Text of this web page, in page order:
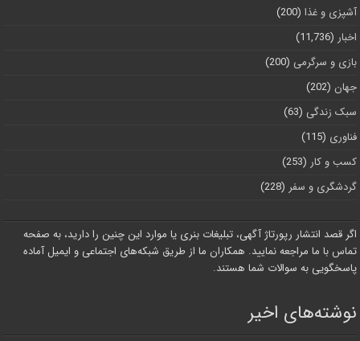
آشپزی و غذا (200)
اخبار (11,736)
بازی و سرگرمی (200)
جهان (202)
سبک زندگی (63)
فناوری (115)
کسب و کار (253)
گردشگری و سفر (228)
اگر قصد انتشار رپورتاژ آگهی، تبلیغات بنری یا موارد این چنین را دارید، به صفحه
تماس با ما مراجعه نمایید. همکاران ما از طریق شبکه‌های اجتماعی و ایمیل آماده
پاسخگویی به سوالات شما هستند.
نوشته‌های اخیر